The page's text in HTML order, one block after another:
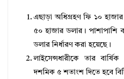
এছাড়া অধিগ্রহণ ফি ১০ হাজার
৫০ হাজার ডলার। পাশাপাশি
ডলার নির্ধারণ করা হয়েছে।
লাইসেন্সধারীকে তার
দশমিক ৫ শতাংশ দিতে হবে